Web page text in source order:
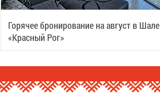
Горячее бронирование на август в Шале
«Красный Рог»